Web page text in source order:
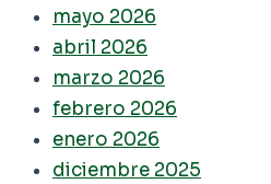
mayo 2026
abril 2026
marzo 2026
febrero 2026
enero 2026
diciembre 2025